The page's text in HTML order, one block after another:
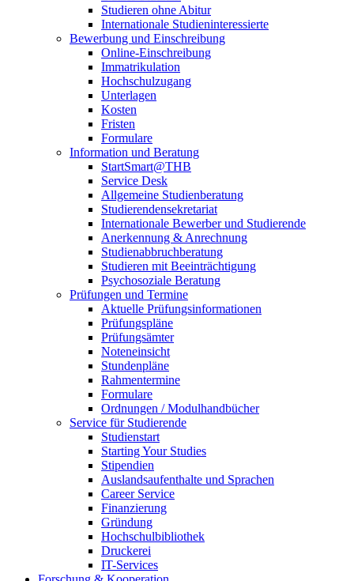
Studieren ohne Abitur
Internationale Studieninteressierte
Bewerbung und Einschreibung
Online-Einschreibung
Immatrikulation
Hochschulzugang
Unterlagen
Kosten
Fristen
Formulare
Information und Beratung
StartSmart@THB
Service Desk
Allgemeine Studienberatung
Studierendensekretariat
Internationale Bewerber und Studierende
Anerkennung & Anrechnung
Studienabbruchberatung
Studieren mit Beeinträchtigung
Psychosoziale Beratung
Prüfungen und Termine
Aktuelle Prüfungsinformationen
Prüfungspläne
Prüfungsämter
Noteneinsicht
Stundenpläne
Rahmentermine
Formulare
Ordnungen / Modulhandbücher
Service für Studierende
Studienstart
Starting Your Studies
Stipendien
Auslandsaufenthalte und Sprachen
Career Service
Finanzierung
Gründung
Hochschulbibliothek
Druckerei
IT-Services